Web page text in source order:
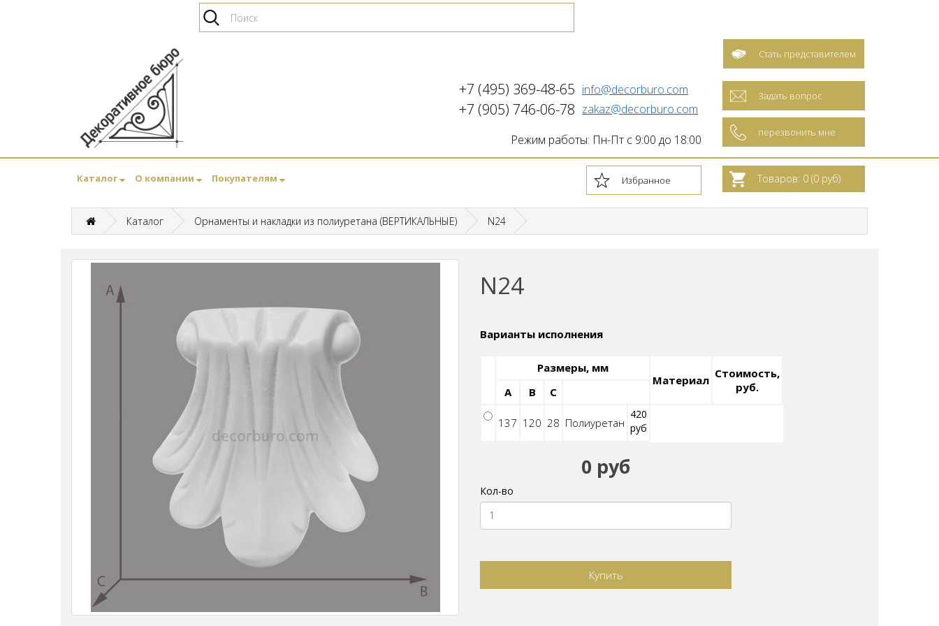
Стать представителем
+7 (495) 369-48-65
+7 (905) 746-06-78
info@decorburo.com
zakaz@decorburo.com
Режим работы: Пн-Пт с 9:00 до 18:00
Задать вопрос
перезвонить мне
Каталог О компании Покупателям Избранное Товаров: 0 (0 руб)
Каталог Орнаменты и накладки из полиуретана (ВЕРТИКАЛЬНЫЕ) N24
N24
Варианты исполнения
Размеры, мм
Материал Стоимость,
руб.
A B C
137 120 28 Полиуретан
420
руб
0 руб
Кол-во
Купить